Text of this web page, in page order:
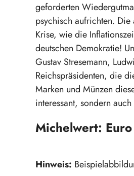
geforderten
psychisch aufrichten. Die
Krise, wie die
deutschen Demokratie!
Gustav Stresemann,
Reichspräsidenten, die
Marken und Münzen
interessant, sondern
Michelwert:
Hinweis: